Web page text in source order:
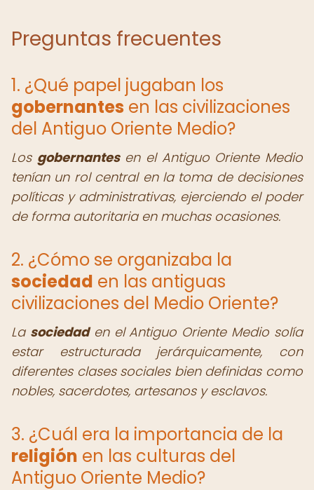
Preguntas frecuentes
1. ¿Qué papel jugaban los
gobernantes en las civilizaciones
del Antiguo Oriente Medio?
Los gobernantesen el Antiguo Oriente Medio
tenían un rol central en la toma de decisiones
políticas y administrativas, ejerciendo el poder
de forma autoritaria en muchas ocasiones.
2. ¿Cómo se organizaba la
sociedad en las antiguas
civilizaciones del Medio Oriente?
La sociedaden el Antiguo Oriente Medio solía
estar estructurada jerárquicamente, con
diferentes clases sociales bien definidas como
nobles, sacerdotes, artesanos y esclavos.
3. ¿Cuál era la importancia de la
religión en las culturas del
Antiguo Oriente Medio?